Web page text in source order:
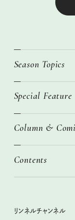
Season Topics
真夏のひんやりグッ
ニトリ・イケア・無印
絶品、お餅レシピ大集
世界のサンタさんに
クラフトビール案内
Special Feature
2026年春夏 トレンド
女子旅おすすめスポ
幸せな老後のための
私の住むまち、好き
リンネル 暮らしの道
Column &
ぐれいさん
明日もいい日になりま
清水みさとの食いし
Contents
リンネルおしゃれファ
リンネル暮らし部
リンネルチャンネル